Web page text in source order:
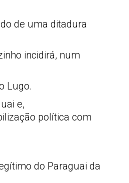
de uma ditadura
incidirá, num
Lugo.
e,
política com
do Paraguai da